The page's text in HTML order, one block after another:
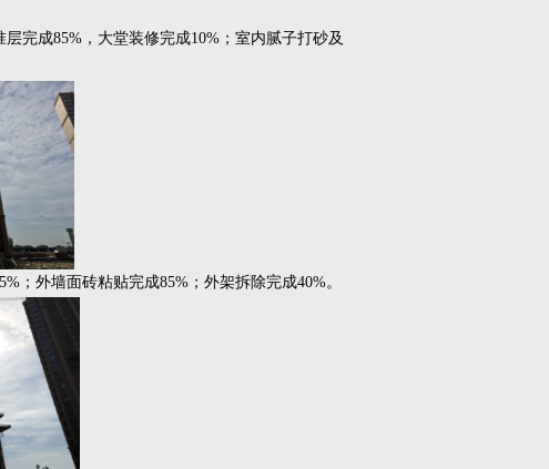
完成85%，大堂装修完成10%；室内腻子打砂及
；外墙面砖粘贴完成85%；外架拆除完成40%。